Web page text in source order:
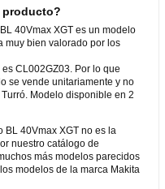
producto?
40Vmax XGT es un modelo
muy bien valorado por los
CL002GZ03. Por lo que
se vende unitariamente y no
Modelo disponible en 2
BL 40Vmax XGT no es la
nuestro catálogo de
más modelos parecidos
modelos de la marca Makita